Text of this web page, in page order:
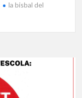
la bisbal del